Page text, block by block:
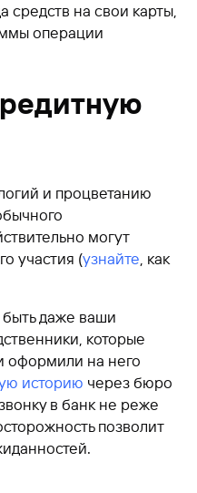
на свои карты,
операции
и процветанию
могут
участия (узнайте , как
даже ваши
которые
оформили на него
историю через бюро
в банк не реже
позволит